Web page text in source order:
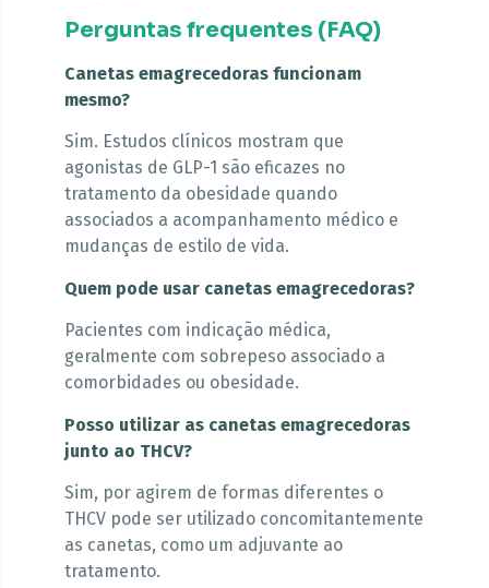
Perguntas frequentes (FAQ)
Canetas emagrecedoras funcionam
mesmo?
Sim. Estudos clínicos mostram que
agonistas de GLP-1 são eficazes no
tratamento da obesidade quando
associados a acompanhamento médico e
mudanças de estilo de vida.
Quem pode usar canetas emagrecedoras?
Pacientes com indicação médica,
geralmente com sobrepeso associado a
comorbidades ou obesidade.
Posso utilizar as canetas emagrecedoras
junto ao THCV?
Sim, por agirem de formas diferentes o
THCV pode ser utilizado concomitantemente
as canetas, como um adjuvante ao
tratamento.